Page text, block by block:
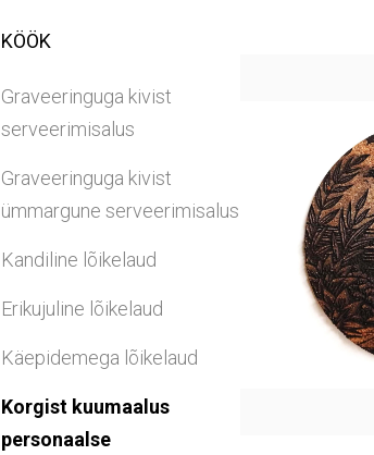
KÖÖK
Graveeringuga kivist
serveerimisalus
Graveeringuga kivist
ümmargune serveerimisalus
Kandiline lõikelaud
Erikujuline lõikelaud
Käepidemega lõikelaud
Korgist kuumaalus
personaalse